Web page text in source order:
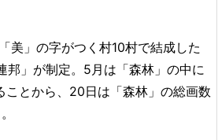
美」の字がつく村10村で結成した
邦」が制定。5月は「森林」の中に
ことから、20日は「森林」の総画数